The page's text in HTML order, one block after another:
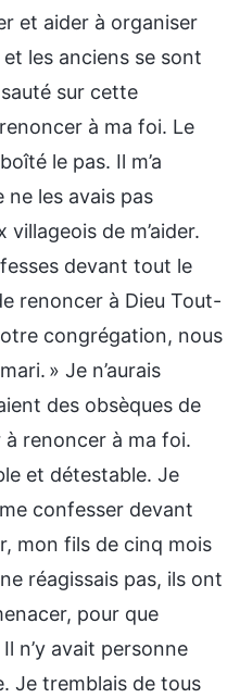
et aider à organiser
les anciens se sont
sur cette
à ma foi. Le
le pas. Il m’a
ne les avais pas
de m’aider.
devant tout le
renoncer à Dieu Tout-
congrégation, nous
» Je n’aurais
des obsèques de
renoncer à ma foi.
et détestable. Je
confesser devant
mon fils de cinq mois
réagissais pas, ils ont
pour que
n’y avait personne
Je tremblais de tous